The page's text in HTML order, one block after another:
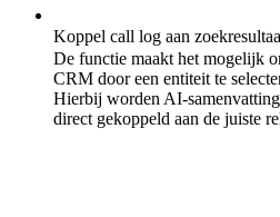
Koppel call log aan
De functie maakt het mogelijk
CRM door een entiteit te
Hierbij worden AI-
direct gekoppeld aan de juiste